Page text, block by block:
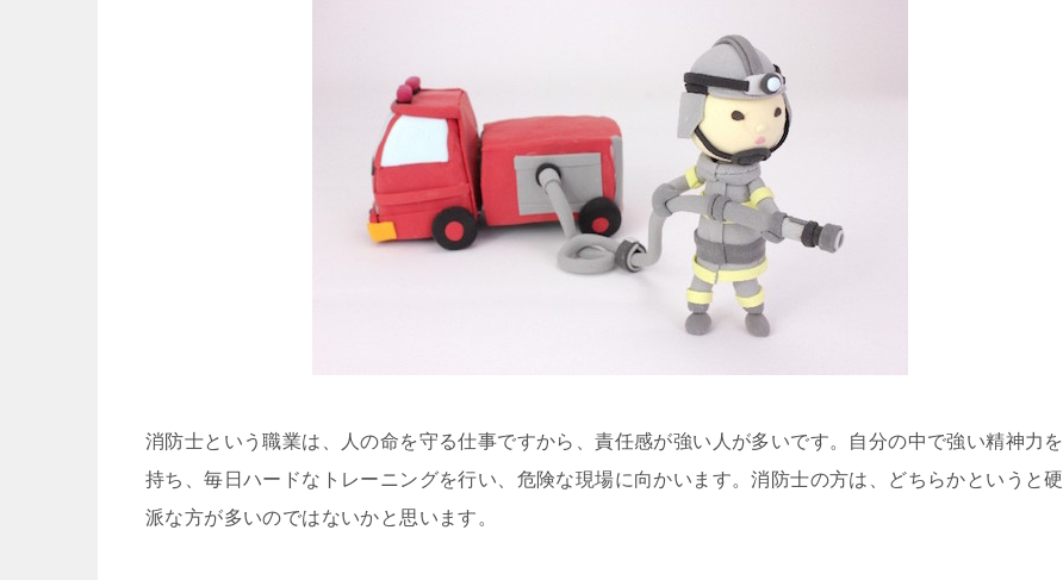
消防士という職業は、人の命を守る仕事ですから、責任感が強い人が多いです。自分の中で強い精神力を
持ち、毎日ハードなトレーニングを行い、危険な現場に向かいます。消防士の方は、どちらかというと硬
派な方が多いのではないかと思います。